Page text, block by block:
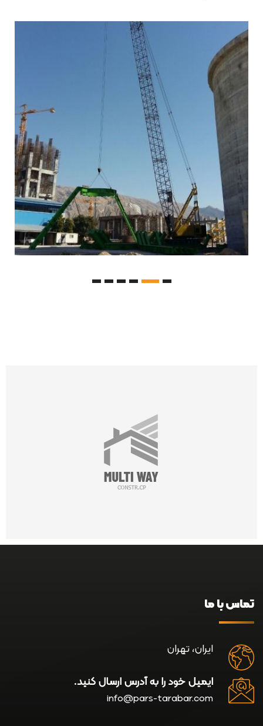
ساخت و ساز ساختمان
تماس با ما
ایران، تهران
ایمیل خود را به آدرس ارسال کنید.
info@pars-tarabar.com